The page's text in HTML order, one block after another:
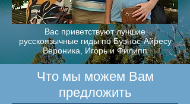
Вас приветствуют лучшие
русскоязычные гиды по Буэнос-Айресу
Вероника, Игорь и Филипп
Что мы можем Вам
предложить